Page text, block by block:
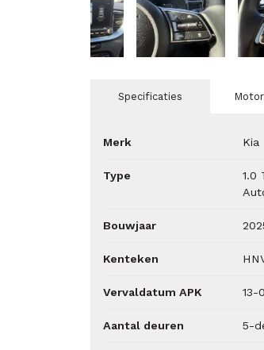
Specificaties
Merk Kia
Type
1.0
Bouwjaar
Kenteken
Vervaldatum APK 13-
Aantal deuren 5-